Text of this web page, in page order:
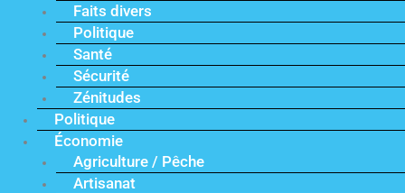
Faits divers
Politique
Santé
Sécurité
Zénitudes
Politique
Économie
Agriculture / Pêche
Artisanat